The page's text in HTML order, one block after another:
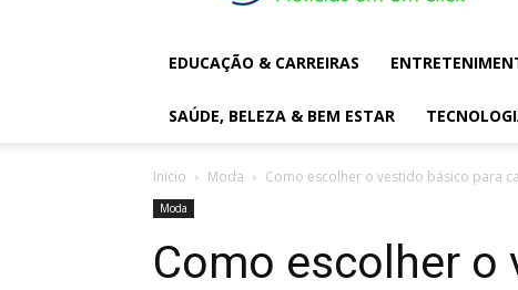
EDUCAÇÃO & CARREIRAS
SAÚDE, BELEZA & BEM ESTAR
Inicio Moda Como escolher o vestido básico para
Moda
Como escolher o